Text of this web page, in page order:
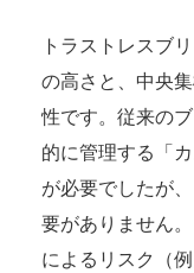
トラストレスブ
の高さと、中央
性です。従来の
的に管理する「
が必要でしたが
要がありません
によるリスク（